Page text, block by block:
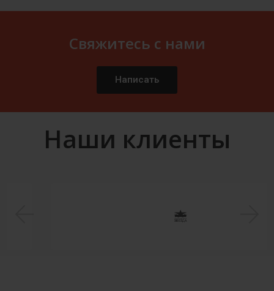
Свяжитесь с нами
Написать
Наши клиенты